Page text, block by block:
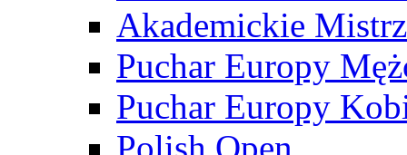
Akademickie
Puchar Europy
Puchar Europy
Polish Open